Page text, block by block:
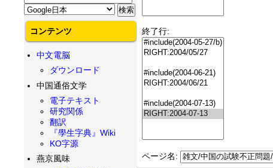
終了行:
ページ名:
コンテンツ
中文電脳
ダウンロード
中国通俗文学
電子テキスト
研究関係
翻訳
『學生字典』Wiki
KO字源
燕京風味